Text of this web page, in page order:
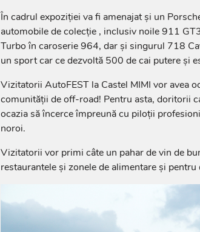
În cadrul expoziției va fi amenajat și un
automobile de colecție , inclusiv noile 911
Turbo în caroserie 964, dar și singurul 718
un sport car ce dezvoltă 500 de cai putere și
Vizitatorii AutoFEST la Castel MIMI vor avea
comunității de off-road! Pentru asta, doritorii
ocazia să încerce împreună cu piloții
noroi.
Vizitatorii vor primi câte un pahar de vin de
restaurantele și zonele de alimentare și